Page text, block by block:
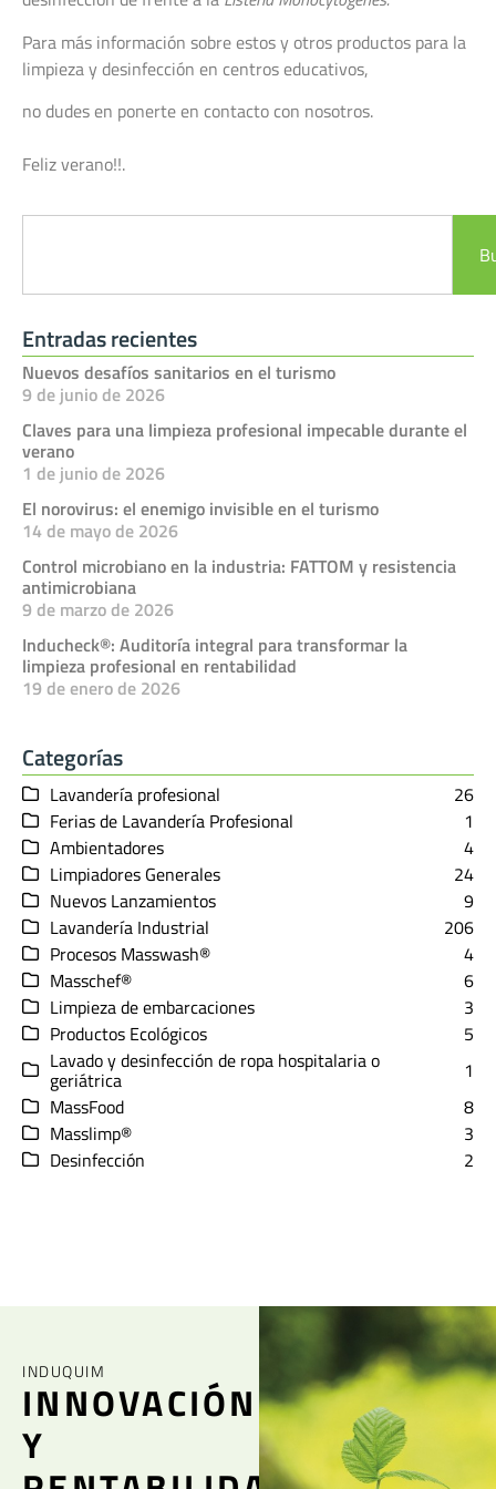
Para más información sobre estos y otros productos para la
limpieza y desinfección en centros educativos,
no dudes en ponerte en contacto con nosotros.
Feliz verano!!.
Entradas recientes
Nuevos desafíos sanitarios en el turismo
9 de junio de 2026
Claves para una limpieza profesional impecable durante el
verano
1 de junio de 2026
El norovirus: el enemigo invisible en el turismo
14 de mayo de 2026
Control microbiano en la industria: FATTOM y resistencia
antimicrobiana
9 de marzo de 2026
Inducheck®: Auditoría integral para transformar la
limpieza profesional en rentabilidad
19 de enero de 2026
Categorías
Lavandería profesional
26
Ferias de Lavandería Profesional
1
Ambientadores
4
Limpiadores Generales
24
Nuevos Lanzamientos
9
Lavandería Industrial
206
Procesos Masswash®
4
Masschef®
6
Limpieza de embarcaciones
3
Productos Ecológicos
5
Lavado y desinfección de ropa hospitalaria o
geriátrica
1
MassFood
8
Masslimp®
3
Desinfección
2
INDUQUIM
INNOVACIÓN
Y